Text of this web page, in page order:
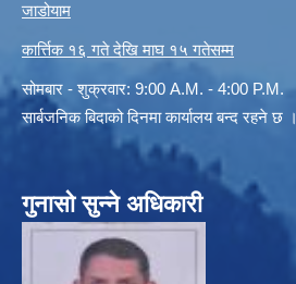
जाडोयाम
कार्त्तिक १६ गते देखि माघ १५ गतेसम्म
सोमबार - शुक्रवार: 9:00 A.M. - 4:00 P.M.
सार्बजनिक बिदाको दिनमा कार्यालय बन्द रहने छ ।
गुनासो सुन्ने अधिकारी